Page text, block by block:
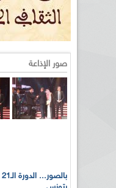
صور الإذاعة